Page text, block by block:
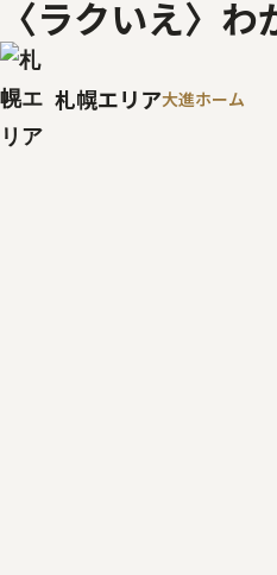
〈ラクいえ〉
札幌エリア大進ホーム